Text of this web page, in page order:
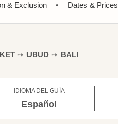
& Exclusion • Dates & Prices
➙ UBUD ➙ BALI
IDIOMA DEL GUÍA
Español